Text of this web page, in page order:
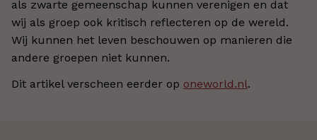
als zwarte gemeenschap kunnen verenigen en dat
wij als groep ook kritisch reflecteren op de wereld.
Wij kunnen het leven beschouwen op manieren die
andere groepen niet kunnen.
Dit artikel verscheen eerder op oneworld.nl.